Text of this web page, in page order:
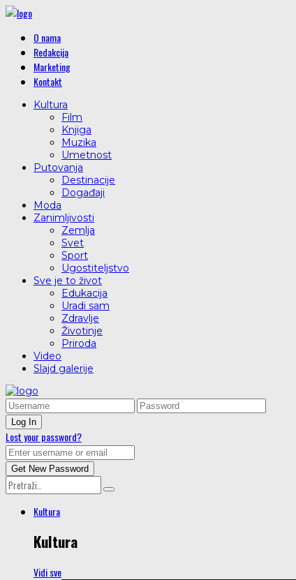
O nama
Redakcija
Marketing
Kontakt
Kultura
Film
Knjiga
Muzika
Umetnost
Putovanja
Destinacije
Događaji
Moda
Zanimljivosti
Zemlja
Svet
Sport
Ugostiteljstvo
Sve je to život
Edukacija
Uradi sam
Zdravlje
Životinje
Priroda
Video
Slajd galerije
Lost your password?
Kultura
Kultura
Vidi sve